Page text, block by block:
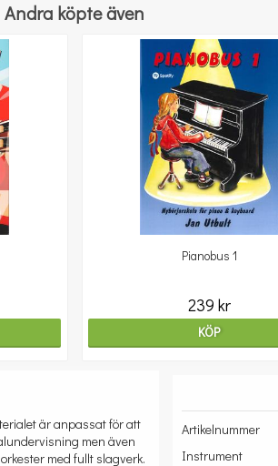
Andra köpte även
Pianobus 1
239 kr
KÖP
är anpassat för att
men även
med fullt slagverk.
Artikelnummer
Instrument